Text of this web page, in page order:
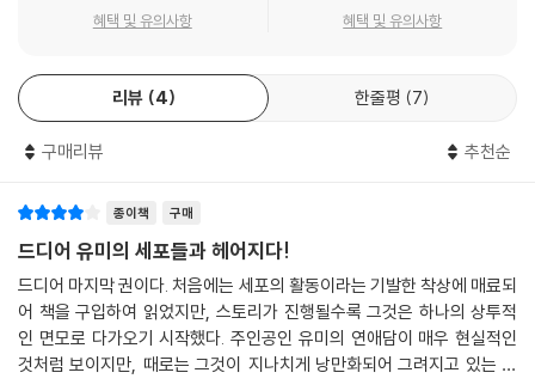
회차의 보고 싶었던 캐릭터들을 하나둘 소환해 후일담을 들려주는 구성으
『유미의 세포들』은 단행본도 특별하다
유미의 마음을 들여다보는 표지와 미공개 4컷 만화, 세포 스티커
먼저 특수한 타공 기법을 표지에 적용하여 단순히 보는 표지에서 끝나지
않고 독자가 직접 뜯어내면 유미의 세포 마을을 들여다볼 수 있도록 만들
와 눈을 마주친다. 또한 이번 『유미의 세포들10～13』에서는 책에서만 만
날 수 있는 유미?순록 커플의 알콩달콩 신혼일기 4컷 만화와 활용도 높은
세포 스티커를 부록으로 제공하여 완성도와 소장 가치를 높였다.
혜택 및 유의사항 혜택 및 유의사항
리뷰 4 한줄평 7
구매리뷰 추천순
종이책 구매
드디어 유미의 세포들과 헤어지다!
드디어 마지막 권이다. 처음에는 세포의 활동이라는 기발한 착상에 매료되
어 책을 구입하여 읽었지만, 스토리가 진행될수록 그것은 하나의 상투적
인 면모로 다가오기 시작했다. 주인공인 유미의 연애담이 매우 현실적인
것처럼 보이지만, 때로는 그것이 지나치게 낭만화되어 그려지고 있는 것